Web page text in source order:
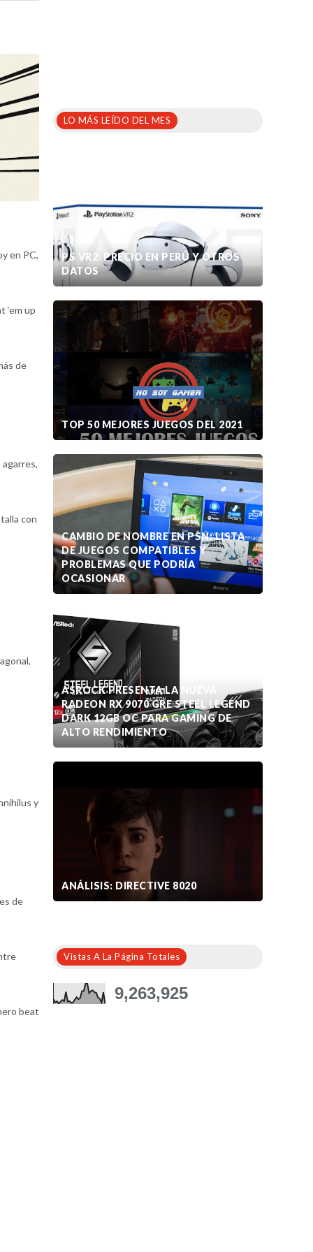
en PC,
‘em up
de
con
y
de
beat
LO MÁS LEÍDO DEL MES
PS VR2: PRECIO EN PERÚ Y OTROS
DATOS
TOP 50 MEJORES JUEGOS DEL 2021
CAMBIO DE NOMBRE EN PSN: LISTA
DE JUEGOS COMPATIBLES Y
PROBLEMAS QUE PODRÍA
OCASIONAR
ASROCK PRESENTA LA NUEVA
RADEON RX 9070 GRE STEEL LEGEND
DARK 12GB OC PARA GAMING DE
ALTO RENDIMIENTO
ANÁLISIS: DIRECTIVE 8020
Vistas A La Página Totales
9,263,925